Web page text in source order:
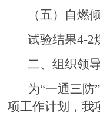
（五）自燃
试验结果4-2
二、组织领
为“一通三防
项工作计划，我